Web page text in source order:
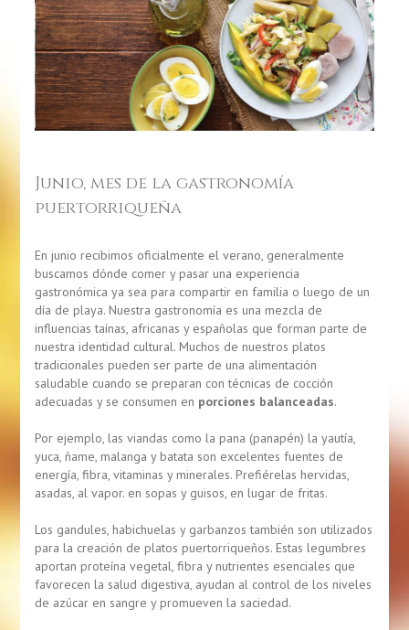
Junio, mes de la gastronomía
puertorriqueña
En junio recibimos oficialmente el verano, generalmente
buscamos dónde comer y pasar una experiencia
gastronómica ya sea para compartir en familia o luego de un
día de playa. Nuestra gastronomía es una mezcla de
influencias taínas, africanas y españolas que forman parte de
nuestra identidad cultural. Muchos de nuestros platos
tradicionales pueden ser parte de una alimentación
saludable cuando se preparan con técnicas de cocción
adecuadas y se consumen en porciones balanceadas.
Por ejemplo, las viandas como la pana (panapén) la yautía,
yuca, ñame, malanga y batata son excelentes fuentes de
energía, fibra, vitaminas y minerales. Prefiérelas hervidas,
asadas, al vapor. en sopas y guisos, en lugar de fritas.
Los gandules, habichuelas y garbanzos también son utilizados
para la creación de platos puertorriqueños. Estas legumbres
aportan proteína vegetal, fibra y nutrientes esenciales que
favorecen la salud digestiva, ayudan al control de los niveles
de azúcar en sangre y promueven la saciedad.